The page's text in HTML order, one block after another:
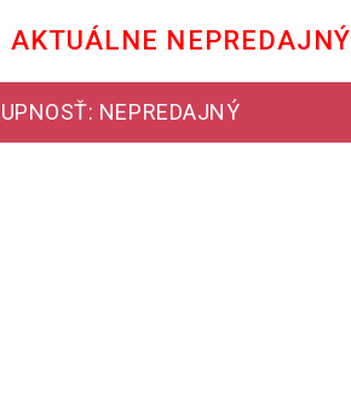
AKTUÁLNE NEPREDAJNÝ
NEPREDAJNÝ